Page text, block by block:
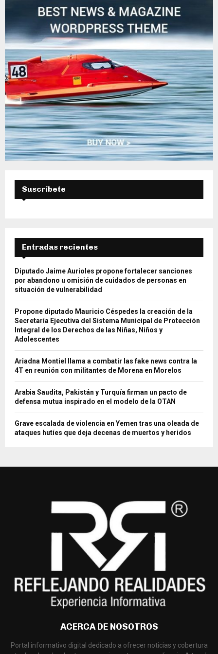
A
Suscríbete
Entradas recientes
Diputado Jaime Aurioles propone fortalecer sanciones
por abandono u omisión de cuidados de personas en
situación de vulnerabilidad
Propone diputado Mauricio Céspedes la creación de la
Secretaría Ejecutiva del Sistema Municipal de Protección
Integral de los Derechos de las Niñas, Niños y
Adolescentes
Ariadna Montiel llama a combatir las fake news contra la
4T en reunión con militantes de Morena en Morelos
Arabia Saudita, Pakistán y Turquía firman un pacto de
defensa mutua inspirado en el modelo de la OTAN
Grave escalada de violencia en Yemen tras una oleada de
ataques hutíes que deja decenas de muertos y heridos
ACERCA DE NOSOTROS
Portal informativo digital dedicado a ofrecer noticias y cobertura